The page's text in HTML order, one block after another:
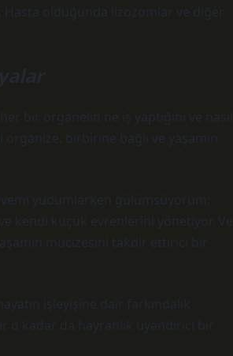
olduğunda lizozomlar ve diğer
bir organelin ne iş yaptığını ve nasıl
birbirine bağlı ve yaşamın
yudumlarken gülümsüyorum:
kendi küçük evrenlerini yönetiyor. Ve
mucizesini takdir ettirici bir
işleyişine dair farkındalık
kadar da hayranlık uyandırıcı bir